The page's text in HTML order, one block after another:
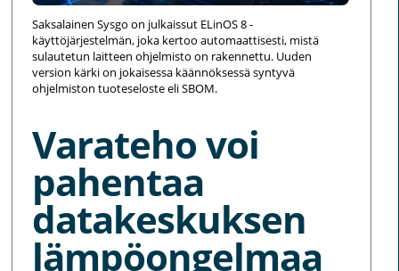
Saksalainen Sysgo on julkaissut ELinOS 8 -
käyttöjärjestelmän, joka kertoo automaattisesti, mistä
sulautetun laitteen ohjelmisto on rakennettu. Uuden
version kärki on jokaisessa käännöksessä syntyvä
ohjelmiston tuoteseloste eli SBOM.
Varateho voi
pahentaa
datakeskuksen
lämpöongelmaa